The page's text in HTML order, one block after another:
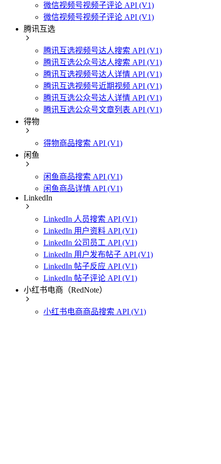
微信视频号视频子评论 API (V1)
微信视频号视频子评论 API (V1)
腾讯互选
腾讯互选视频号达人搜索 API (V1)
腾讯互选公众号达人搜索 API (V1)
腾讯互选视频号达人详情 API (V1)
腾讯互选视频号近期视频 API (V1)
腾讯互选公众号达人详情 API (V1)
腾讯互选公众号文章列表 API (V1)
得物
得物商品搜索 API (V1)
闲鱼
闲鱼商品搜索 API (V1)
闲鱼商品详情 API (V1)
LinkedIn
LinkedIn 人员搜索 API (V1)
LinkedIn 用户资料 API (V1)
LinkedIn 公司员工 API (V1)
LinkedIn 用户发布帖子 API (V1)
LinkedIn 帖子反应 API (V1)
LinkedIn 帖子评论 API (V1)
小红书电商（RedNote）
小红书电商商品搜索 API (V1)